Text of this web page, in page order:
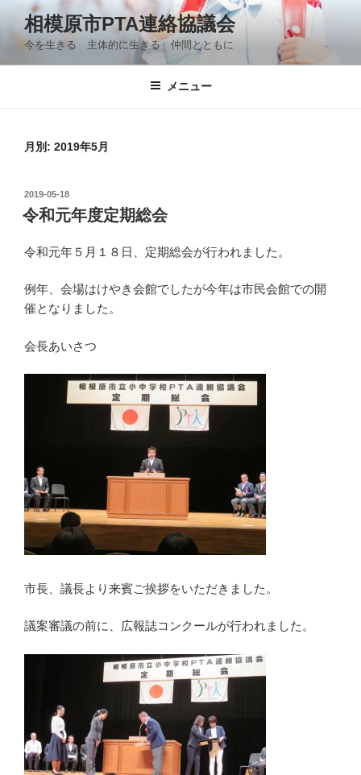
ン
ン
相模原市PTA連絡協議会
今を生きる 主体的に生きる 仲間とともに
メニュー
月別: 2019年5月
投
稿
日:
2019-05-18
令和元年度定期総会
令和元年５月１８日、定期総会が行われました。
例年、会場はけやき会館でしたが今年は市民会館での開
催となりました。
会長あいさつ
市長、議長より来賓ご挨拶をいただきました。
議案審議の前に、広報誌コンクールが行われました。